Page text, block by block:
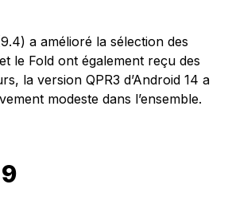
a amélioré la sélection des
le Fold ont également reçu des
la version QPR3 d’Android 14 a
modeste dans l’ensemble.